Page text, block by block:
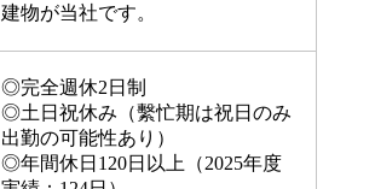
建物が当社です。
◎完全週休2日制
◎土日祝休み（繫忙期は祝日のみ
出勤の可能性あり）
◎年間休日120日以上（2025年度